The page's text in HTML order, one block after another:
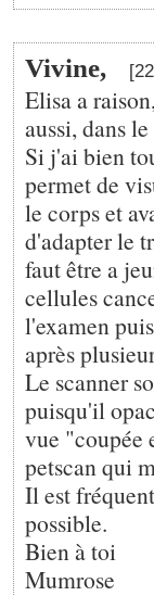
Vivine,
Elisa a
aussi, dans
Si j'ai bien
permet de
le corps et
d'adapter le
faut être a
cellules
l'examen
après
Le scanner
puisqu'il
vue "coupée
petscan qui
Il est
possible.
Bien à toi
Mumrose